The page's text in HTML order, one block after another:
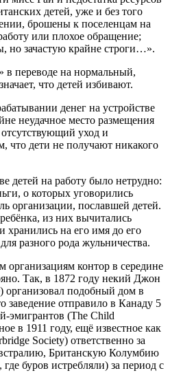
детей, уже и без того
брошены к поселенцам на
или плохое обращение;
но зачастую крайне строги…».
в переводе на нормальный,
что детей избивают.
денег на устройстве
неудачное место размещения
уход и
что дети не получают никакого
детей на работу было нетрудно:
о которых уговорились
организации, пославшей детей.
из них вычитались
хранились на его имя до его
разного рода жульничества.
контор в середине
Так, в 1872 году некий Джон
подобный дом в
заведение отправило в Канаду 5
эмигрантов (The Child
в 1911 году, ещё известное как
Society) ответственно за
Британскую Колумбию
буров истребляли) за период с